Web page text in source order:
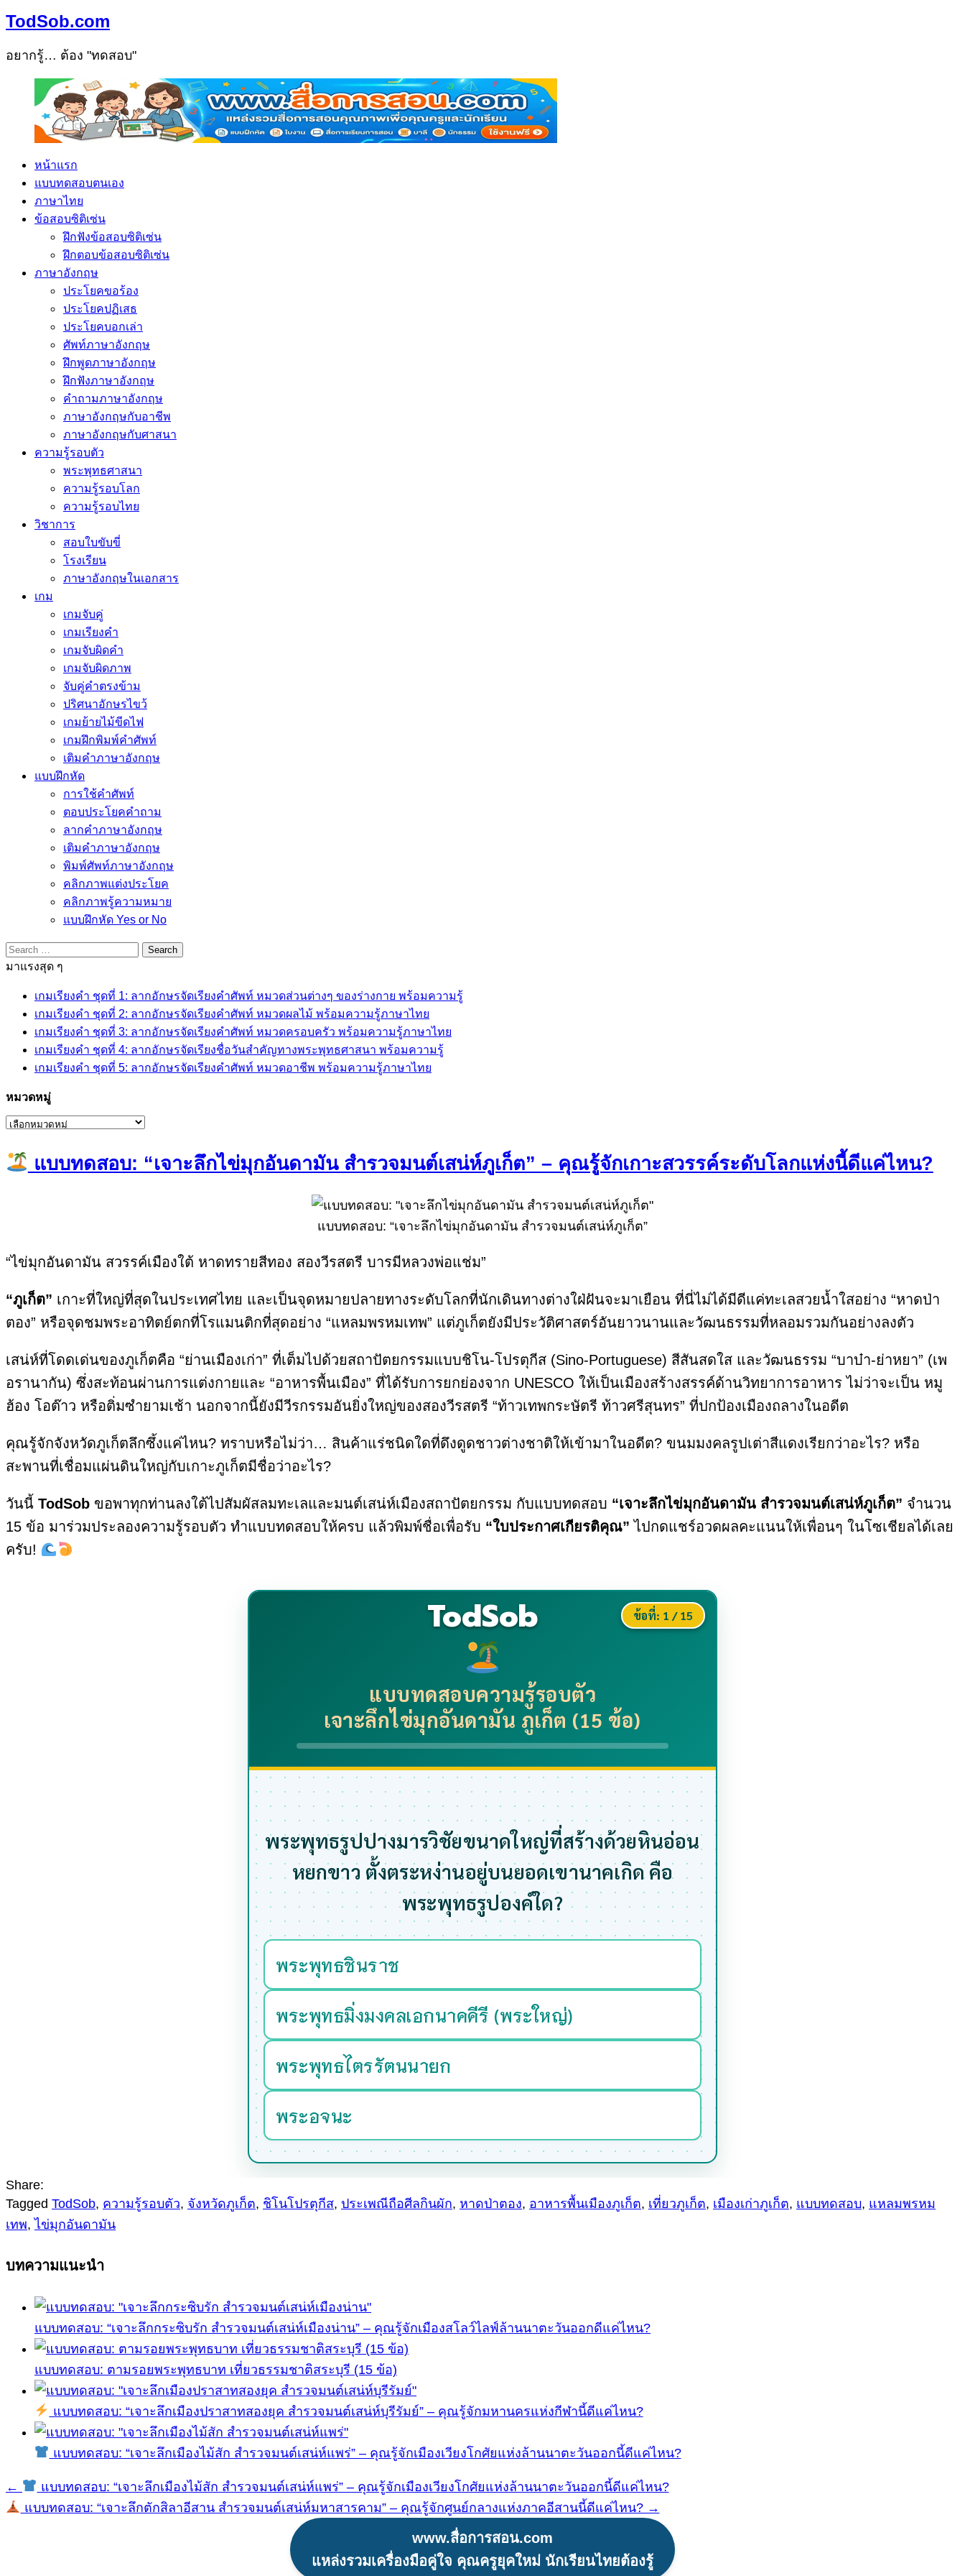
TodSob.com
อยากรู้… ต้อง "ทดสอบ"
หน้าแรก
แบบทดสอบตนเอง
ภาษาไทย
ข้อสอบซิติเซ่น
ฝึกฟังข้อสอบซิติเซ่น
ฝึกตอบข้อสอบซิติเซ่น
ภาษาอังกฤษ
ประโยคขอร้อง
ประโยคปฏิเสธ
ประโยคบอกเล่า
ศัพท์ภาษาอังกฤษ
ฝึกพูดภาษาอังกฤษ
ฝึกฟังภาษาอังกฤษ
คำถามภาษาอังกฤษ
ภาษาอังกฤษกับอาชีพ
ภาษาอังกฤษกับศาสนา
ความรู้รอบตัว
พระพุทธศาสนา
ความรู้รอบโลก
ความรู้รอบไทย
วิชาการ
สอบใบขับขี่
โรงเรียน
ภาษาอังกฤษในเอกสาร
เกม
เกมจับคู่
เกมเรียงคำ
เกมจับผิดคำ
เกมจับผิดภาพ
จับคู่คำตรงข้าม
ปริศนาอักษรไขว้
เกมย้ายไม้ขีดไฟ
เกมฝึกพิมพ์คำศัพท์
เติมคำภาษาอังกฤษ
แบบฝึกหัด
การใช้คำศัพท์
ตอบประโยคคำถาม
ลากคำภาษาอังกฤษ
เติมคำภาษาอังกฤษ
พิมพ์ศัพท์ภาษาอังกฤษ
คลิกภาพแต่งประโยค
คลิกภาพรู้ความหมาย
แบบฝึกหัด Yes or No
Search
for:
มาแรงสุด ๆ
เกมเรียงคำ ชุดที่ 1: ลากอักษรจัดเรียงคำศัพท์ หมวดส่วนต่างๆ ของร่างกาย พร้อมความรู้
เกมเรียงคำ ชุดที่ 2: ลากอักษรจัดเรียงคำศัพท์ หมวดผลไม้ พร้อมความรู้ภาษาไทย
เกมเรียงคำ ชุดที่ 3: ลากอักษรจัดเรียงคำศัพท์ หมวดครอบครัว พร้อมความรู้ภาษาไทย
เกมเรียงคำ ชุดที่ 4: ลากอักษรจัดเรียงชื่อวันสำคัญทางพระพุทธศาสนา พร้อมความรู้
เกมเรียงคำ ชุดที่ 5: ลากอักษรจัดเรียงคำศัพท์ หมวดอาชีพ พร้อมความรู้ภาษาไทย
หมวดหมู่
หมวด
แบบทดสอบ: “เจาะลึกไข่มุกอันดามัน สำรวจมนต์เสน่ห์ภูเก็ต” – คุณรู้จักเกาะสวรรค์ระดับโลกแห่งนี้ดีแค่ไหน?
แบบทดสอบ: “เจาะลึกไข่มุกอันดามัน สำรวจมนต์เสน่ห์ภูเก็ต”
“ไข่มุกอันดามัน สวรรค์เมืองใต้ หาดทรายสีทอง สองวีรสตรี บารมีหลวงพ่อแช่ม”
“ภูเก็ต” เกาะที่ใหญ่ที่สุดในประเทศไทย และเป็นจุดหมายปลายทางระดับโลกที่นักเดินทางต่างใฝ่ฝันจะมาเยือน ที่นี่ไม่ได้มีดีแค่ทะเลสวยน้ำใสอย่าง “หาดป่า
ตอง” หรือจุดชมพระอาทิตย์ตกที่โรแมนติกที่สุดอย่าง “แหลมพรหมเทพ” แต่ภูเก็ตยังมีประวัติศาสตร์อันยาวนานและวัฒนธรรมที่หลอมรวมกันอย่างลงตัว
เสน่ห์ที่โดดเด่นของภูเก็ตคือ “ย่านเมืองเก่า” ที่เต็มไปด้วยสถาปัตยกรรมแบบชิโน-โปรตุกีส (Sino-Portuguese) สีสันสดใส และวัฒนธรรม “บาบ๋า-ย่าหยา” (เพ
อรานากัน) ซึ่งสะท้อนผ่านการแต่งกายและ “อาหารพื้นเมือง” ที่ได้รับการยกย่องจาก UNESCO ให้เป็นเมืองสร้างสรรค์ด้านวิทยาการอาหาร ไม่ว่าจะเป็น หมู
ฮ้อง โอต๊าว หรือติ่มซำยามเช้า นอกจากนี้ยังมีวีรกรรมอันยิ่งใหญ่ของสองวีรสตรี “ท้าวเทพกระษัตรี ท้าวศรีสุนทร” ที่ปกป้องเมืองถลางในอดีต
คุณรู้จักจังหวัดภูเก็ตลึกซึ้งแค่ไหน? ทราบหรือไม่ว่า… สินค้าแร่ชนิดใดที่ดึงดูดชาวต่างชาติให้เข้ามาในอดีต? ขนมมงคลรูปเต่าสีแดงเรียกว่าอะไร? หรือ
สะพานที่เชื่อมแผ่นดินใหญ่กับเกาะภูเก็ตมีชื่อว่าอะไร?
วันนี้ TodSob ขอพาทุกท่านลงใต้ไปสัมผัสลมทะเลและมนต์เสน่ห์เมืองสถาปัตยกรรม กับแบบทดสอบ “เจาะลึกไข่มุกอันดามัน สำรวจมนต์เสน่ห์ภูเก็ต” จำนวน
15 ข้อ มาร่วมประลองความรู้รอบตัว ทำแบบทดสอบให้ครบ แล้วพิมพ์ชื่อเพื่อรับ “ใบประกาศเกียรติคุณ” ไปกดแชร์อวดผลคะแนนให้เพื่อนๆ ในโซเชียลได้เลย
ครับ!
TodSob ข้อที่: 1 / 15
แบบทดสอบความรู้รอบตัว
เจาะลึกไข่มุกอันดามัน ภูเก็ต (15 ข้อ)
พระพุทธรูปปางมารวิชัยขนาดใหญ่ที่สร้างด้วยหินอ่อน
หยกขาว ตั้งตระหง่านอยู่บนยอดเขานาคเกิด คือ
พระพุทธรูปองค์ใด?
พระพุทธชินราช
พระพุทธมิ่งมงคลเอกนาคคีรี (พระใหญ่)
พระพุทธไตรรัตนนายก
พระอจนะ
Share:
Tagged TodSob, ความรู้รอบตัว, จังหวัดภูเก็ต, ชิโนโปรตุกีส, ประเพณีถือศีลกินผัก, หาดป่าตอง, อาหารพื้นเมืองภูเก็ต, เที่ยวภูเก็ต, เมืองเก่าภูเก็ต, แบบทดสอบ, แหลมพรหม
เทพ, ไข่มุกอันดามัน
บทความแนะนำ
แบบทดสอบ: “เจาะลึกกระซิบรัก สำรวจมนต์เสน่ห์เมืองน่าน” – คุณรู้จักเมืองสโลว์ไลฟ์ล้านนาตะวันออกดีแค่ไหน?
แบบทดสอบ: ตามรอยพระพุทธบาท เที่ยวธรรมชาติสระบุรี (15 ข้อ)
แบบทดสอบ: “เจาะลึกเมืองปราสาทสองยุค สำรวจมนต์เสน่ห์บุรีรัมย์” – คุณรู้จักมหานครแห่งกีฬานี้ดีแค่ไหน?
แบบทดสอบ: “เจาะลึกเมืองไม้สัก สำรวจมนต์เสน่ห์แพร่” – คุณรู้จักเมืองเวียงโกศัยแห่งล้านนาตะวันออกนี้ดีแค่ไหน?
แนะแนว
←
แบบทดสอบ: “เจาะลึกเมืองไม้สัก สำรวจมนต์เสน่ห์แพร่” – คุณรู้จักเมืองเวียงโกศัยแห่งล้านนาตะวันออกนี้ดีแค่ไหน?
แบบทดสอบ: “เจาะลึกตักสิลาอีสาน สำรวจมนต์เสน่ห์มหาสารคาม” – คุณรู้จักศูนย์กลางแห่งภาคอีสานนี้ดีแค่ไหน? →
www.สื่อการสอน.com
แหล่งรวมเครื่องมือคู่ใจ คุณครูยุคใหม่ นักเรียนไทยต้องรู้